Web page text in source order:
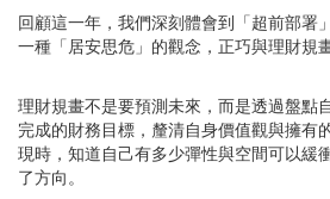
回顧這一年，我們深刻體會到「超前部署
一種「居安思危」的觀念，正巧與理財規
理財規畫不是要預測未來，而是透過盤點
完成的財務目標，釐清自身價值觀與擁有
現時，知道自己有多少彈性與空間可以緩
了方向。